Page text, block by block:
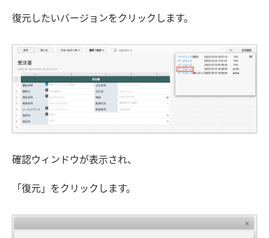
復元したいバージョンをクリックします。
確認ウィンドウが表示され、
「復元」をクリックします。